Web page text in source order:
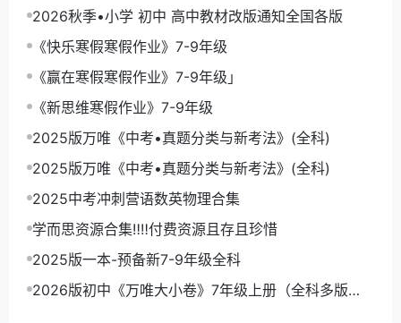
2026秋季•小学 初中 高中教材改版通知全国各版
《快乐寒假寒假作业》7-9年级
《赢在寒假寒假作业》7-9年级」
《新思维寒假作业》7-9年级
2025版万唯《中考•真题分类与新考法》(全科)
2025版万唯《中考•真题分类与新考法》(全科)
2025中考冲刺营语数英物理合集
学而思资源合集‼‼付费资源且存且珍惜
2025版一本-预备新7-9年级全科
2026版初中《万唯大小卷》7年级上册（全科多版